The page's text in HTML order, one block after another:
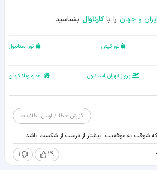
و جهان را باکارناوال بشناسید.
تور کیش تور استانبول
پرواز تهران استانبول اجاره ویلا کردان
گزارش خطا / ارسال اطلاعات
شوقت به موفقیت، بیشتر از تَرست از شکست باشد.
29
1